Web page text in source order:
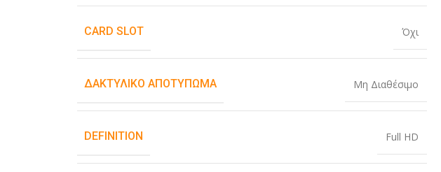
CARD SLOT Όχι
ΔΑΚΤΥΛΙΚΌ ΑΠΟΤΎΠΩΜΑ Μη Διαθέσιμο
DEFINITION Full HD